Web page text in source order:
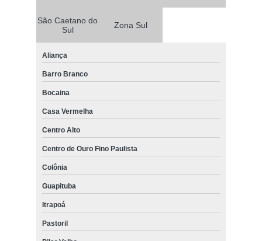
São Caetano do
Sul
Zona Sul
Aliança
Barro Branco
Bocaina
Casa Vermelha
Centro Alto
Centro de Ouro Fino Paulista
Colônia
Guapituba
Itrapoá
Pastoril